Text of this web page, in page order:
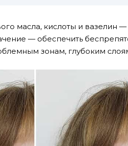
масла, кислоты и вазелин
— обеспечить
зонам, глубоким